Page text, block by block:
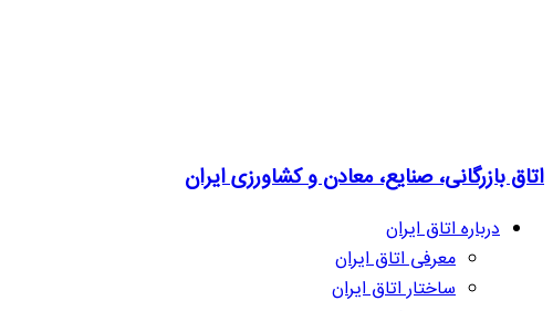
اتاق بازرگانی، صنایع، معادن و کشاورزی ایران
درباره اتاق ایران
معرفی اتاق ایران
ساختار اتاق ایران